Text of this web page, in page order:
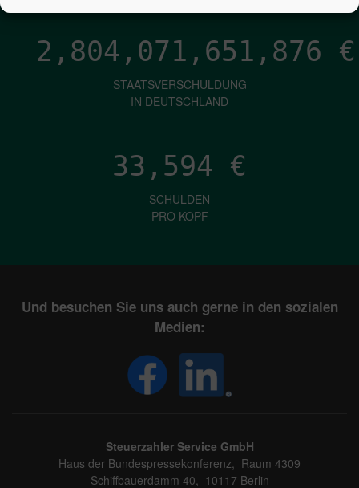
2,804,071,653,132 €
STAATSVERSCHULDUNG
IN DEUTSCHLAND
33,594 €
SCHULDEN
PRO KOPF
Und besuchen Sie uns auch gerne in den sozialen
Medien:
Steuerzahler Service GmbH
Haus der Bundespressekonferenz, Raum 4309
Schiffbauerdamm 40, 10117 Berlin